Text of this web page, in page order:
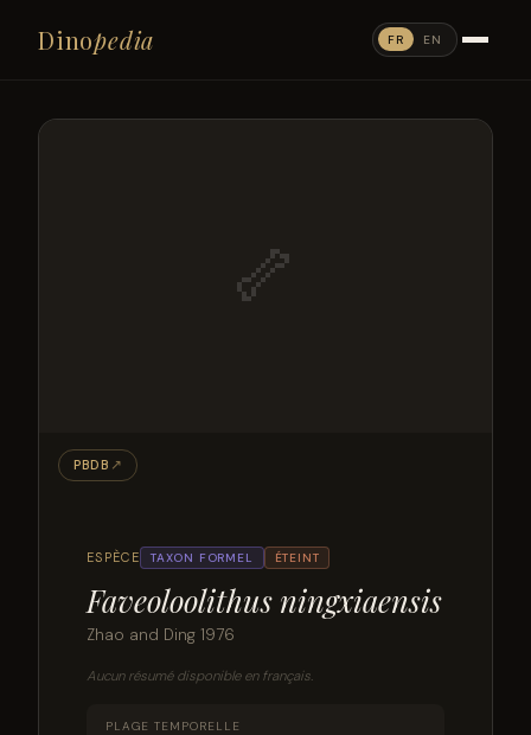
Dinopedia FR EN
ESPÈCE TAXON FORMEL ÉTEINT
Faveoloolithus ningxiaensis
Zhao and Ding 1976
Aucun résumé disponible en français.
PLAGE TEMPORELLE
🦴
PBDB ↗